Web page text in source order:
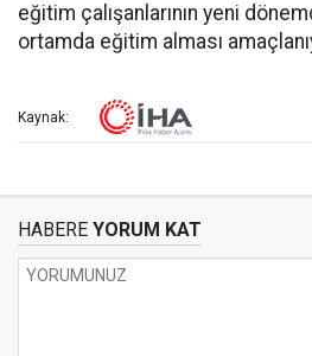
eğitim çalışanlarının yeni
ortamda eğitim alması
Kaynak:
HABERE YORUM KAT